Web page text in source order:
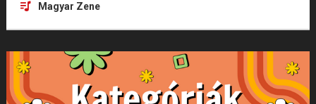
Magyar Zene